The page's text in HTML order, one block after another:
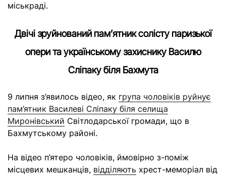
міськраді.
Двічі зруйнований пам’ятник солісту паризької
опери та українському захиснику Василю
Сліпаку біля Бахмута
9 липня з’явилось відео, як група чоловіків руйнує
пам’ятник Василеві Сліпаку біля селища
Миронівський Світлодарської громади, що в
Бахмутському районі.
На відео п’ятеро чоловіків, ймовірно з-поміж
місцевих мешканців, відділяють хрест-меморіал від